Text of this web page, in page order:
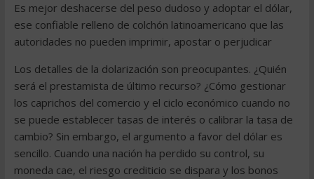
Es mejor deshacerse del peso dudoso y adoptar el dólar,
ese confiable relleno de colchón latinoamericano que las
autoridades no pueden imprimir, apostar o perjudicar
Los detalles de la dolarización son preocupantes. ¿Quién
será el prestamista de último recurso? ¿Cómo gestionar
los caprichos del comercio y el ciclo económico cuando no
se puede establecer tasas de interés o calibrar la tasa de
cambio? Sin embargo, el argumento a favor del dólar es
sencillo. Cuando una nación ha perdido su control, su
moneda cae, el riesgo crediticio se dispara y los bonos